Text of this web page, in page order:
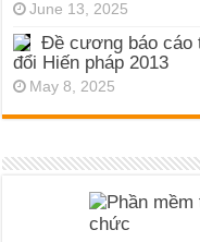
June 13, 2025
Đề cương báo cáo
đổi Hiến pháp 2013
May 8, 2025